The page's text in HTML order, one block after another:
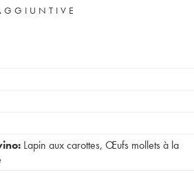
Lapin aux carottes, Œufs mollets à la